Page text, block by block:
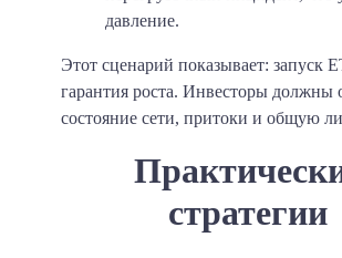
давление.
Этот сценарий показывает: запуск
гарантия роста. Инвесторы должны
состояние сети, притоки и общую
стратегии